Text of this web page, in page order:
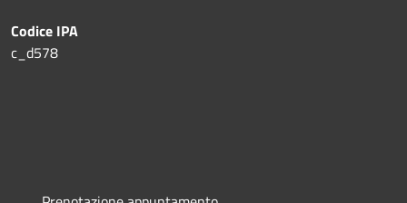
Codice IPA
c_d578